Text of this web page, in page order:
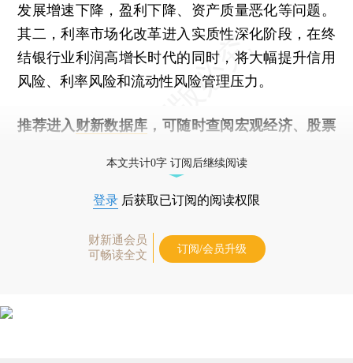
发展增速下降，盈利下降、资产质量恶化等问题。
其二，利率市场化改革进入实质性深化阶段，在终
结银行业利润高增长时代的同时，将大幅提升信用
风险、利率风险和流动性风险管理压力。
推荐进入 财新数据库 ，可随时查阅宏观经济、股票
本文共计0字 订阅后继续阅读
登录 后获取已订阅的阅读权限
财新通会员
可畅读全文
订阅/会员升级